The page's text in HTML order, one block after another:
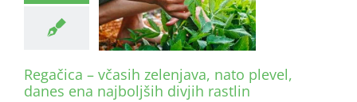
Regačica – včasih zelenjava, nato plevel,
danes ena najboljših divjih rastlin